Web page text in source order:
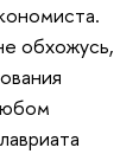
обхожусь,